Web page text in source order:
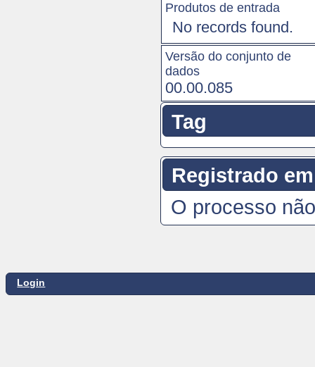
Produtos de entrada
No records found.
Versão do conjunto de
dados
00.00.085
Tag
Registrado em
O processo
Login